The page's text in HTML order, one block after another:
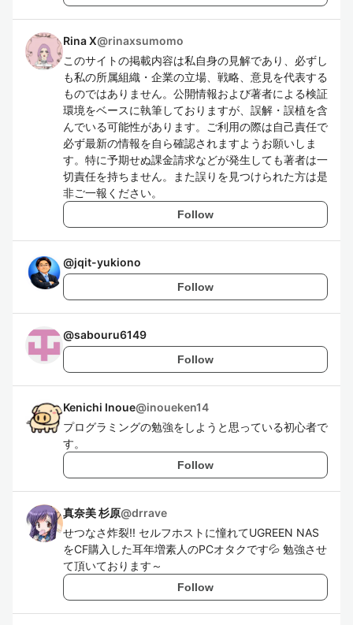
Rina X@rinaxsumomo
このサイトの掲載内容は私自身の見解であり、必ずし
も私の所属組織・企業の立場、戦略、意見を代表する
ものではありません。公開情報および著者による検証
環境をベースに執筆しておりますが、誤解・誤植を含
んでいる可能性があります。ご利用の際は自己責任で
必ず最新の情報を自ら確認されますようお願いしま
す。特に予期せぬ課金請求などが発生しても著者は一
切責任を持ちません。また誤りを見つけられた方は是
非ご一報ください。
Follow
@jqit-yukiono
Follow
@sabouru6149
Follow
Kenichi Inoue@inoueken14
プログラミングの勉強をしようと思っている初心者で
す。
Follow
真奈美 杉原@drrave
せつなさ炸裂!! セルフホストに憧れてUGREEN NAS
をCF購入した耳年増素人のPCオタクです💦 勉強させ
て頂いております～
Follow